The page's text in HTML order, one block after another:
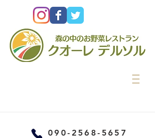
090-2568-5657